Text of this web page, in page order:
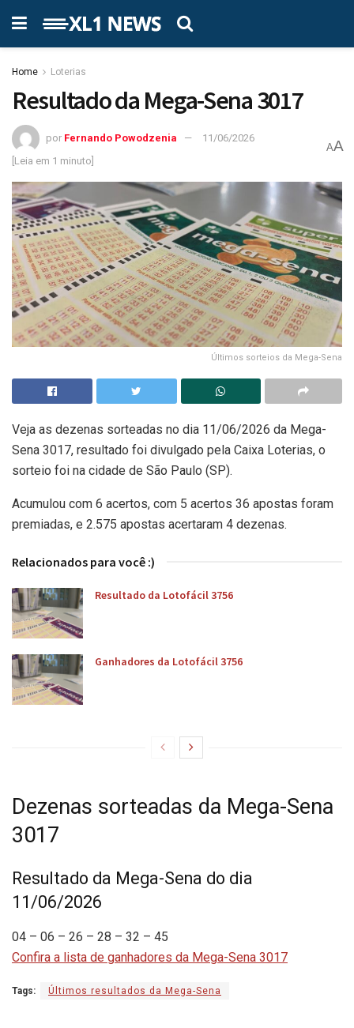
Home Loterias
Resultado da Mega-Sena 3017
por Fernando Powodzenia
11/06/2026
[Leia em 1 minuto]
AA
Últimos sorteios da Mega-Sena
Veja as dezenas sorteadas no dia 11/06/2026 da Mega-
Sena 3017, resultado foi divulgado pela Caixa Loterias, o
sorteio foi na cidade de São Paulo (SP).
Acumulou com 6 acertos, com 5 acertos 36 apostas foram
premiadas, e 2.575 apostas acertaram 4 dezenas.
Relacionados para você :)
Resultado da Lotofácil 3756
Ganhadores da Lotofácil 3756
Dezenas sorteadas da Mega-Sena
3017
Resultado da Mega-Sena do dia
11/06/2026
04 – 06 – 26 – 28 – 32 – 45
Confira a lista de ganhadores da Mega-Sena 3017
Tags: Últimos resultados da Mega-Sena